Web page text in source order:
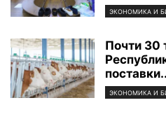
ЭКОНОМИКА И
Почти 30
ЭКОНОМИКА И